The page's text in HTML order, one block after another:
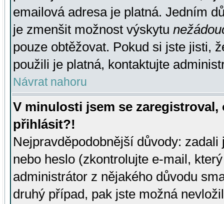
emailová adresa je platná. Jedním
je zmenšit možnost výskytu
pouze obtěžovat. Pokud si jste jisti,
použili je platná, kontaktujte
Návrat nahoru
V minulosti jsem se
přihlásit?!
Nejpravděpodobnější důvody:
nebo heslo (zkontrolujte e-mail,
administrátor z nějakého důvodu
druhý případ, pak jste možná